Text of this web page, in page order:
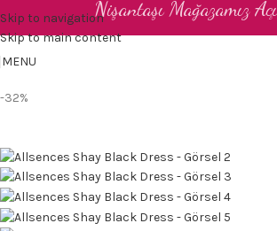
Skip to navigation
Skip to main content
Nişantaşı Mağazamız
MENU
-32%